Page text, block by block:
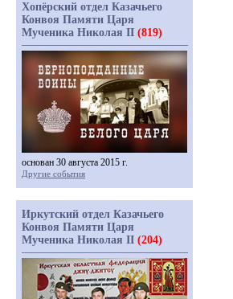
Хопёрский отдел Казачьего
Конвоя Памяти Царя
Мученика Николая II (819)
основан 30 августа 2015 г.
Другие события
Иркутский отдел Казачьего
Конвоя Памяти Царя
Мученика Николая II (204)